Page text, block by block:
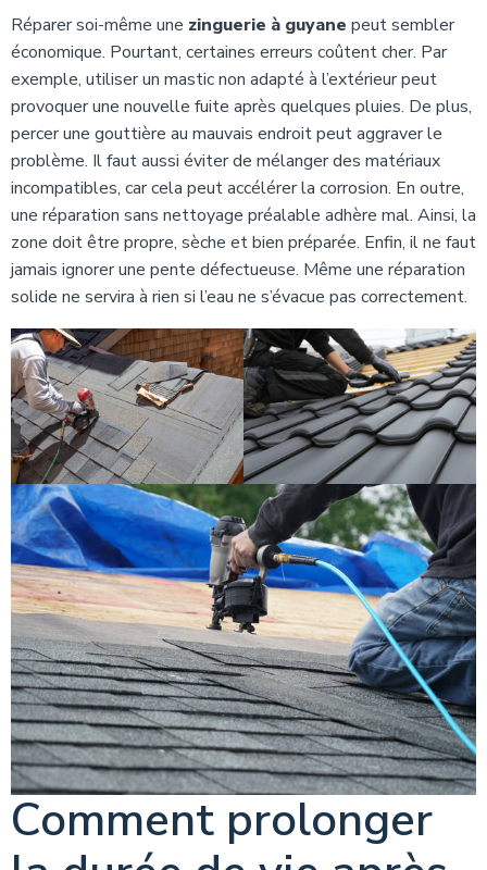
Réparer soi-même une zinguerie à guyane peut sembler
économique. Pourtant, certaines erreurs coûtent cher. Par
exemple, utiliser un mastic non adapté à l’extérieur peut
provoquer une nouvelle fuite après quelques pluies. De plus,
percer une gouttière au mauvais endroit peut aggraver le
problème. Il faut aussi éviter de mélanger des matériaux
incompatibles, car cela peut accélérer la corrosion. En outre,
une réparation sans nettoyage préalable adhère mal. Ainsi, la
zone doit être propre, sèche et bien préparée. Enfin, il ne faut
jamais ignorer une pente défectueuse. Même une réparation
solide ne servira à rien si l’eau ne s’évacue pas correctement.
Comment prolonger